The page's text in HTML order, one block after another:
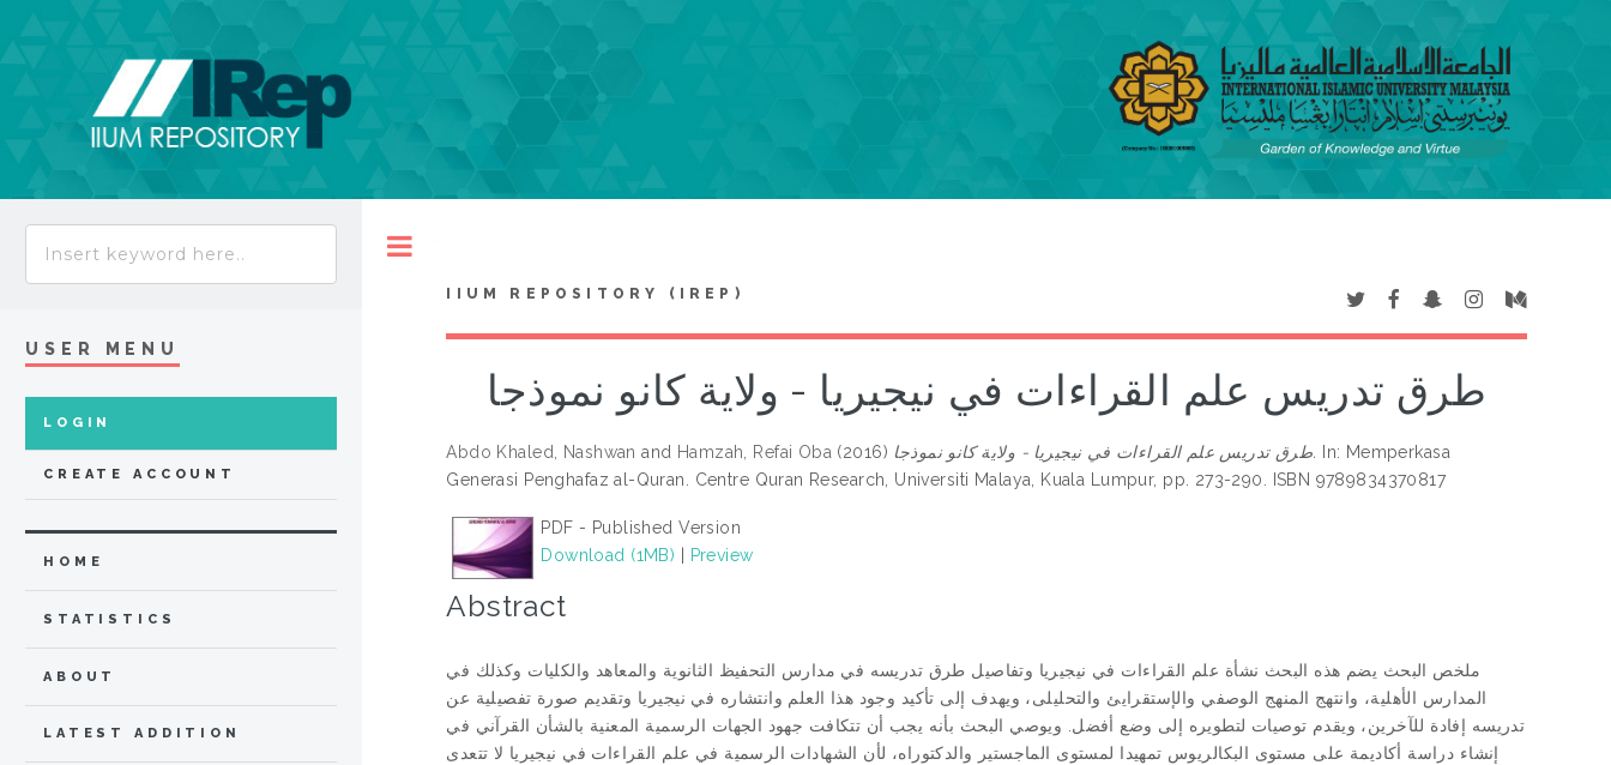
IIUM REPOSITORY (IREP)
طرق تدريس علم القراءات في نيجيريا - ولاية كانو نموذجا
Abdo Khaled, Nashwan and Hamzah, Refai Oba (2016) طرق تدريس علم القراءات في نيجيريا - ولاية كانو نموذجا.
In: Memperkasa
Generasi Penghafaz al-Quran. Centre Quran Research, Universiti Malaya, Kuala Lumpur, pp. 273-290. ISBN 9789834370817
PDF - Published Version
Download (1MB)
Preview
Abstract
ملخص البحث يضم هذه البحث نشأة علم القراءات في نيجيريا وتفاصيل طرق تدريسه في مدارس التحفيظ الثانوية والمعاهد والكليات وكذلك في
المدارس الأهلية، وانتهج المنهج الوصفي والإستقرايئ والتحليلى، ويهدف إلى تأكيد وجود هذا العلم وانتشاره في نيجيريا وتقديم صورة تفصيلية عن
تدريسه إفادة للآخرين، ويقدم توصيات لتطويره إلى وضع أفضل. ويوصي البحث بأنه يجب أن تتكافت جهود الجهات الرسمية المعنية بالشأن القرآني في
إنشاء دراسة أكاديمة على مستوى البكالريوس تمهيدا لمستوى الماجستير والدكتوراه، لأن الشهادات الرسمية في علم القراءات في نيجيريا لا تتعدى
USER MENU
LOGIN
CREATE ACCOUNT
HOME
STATISTICS
ABOUT
LATEST ADDITION